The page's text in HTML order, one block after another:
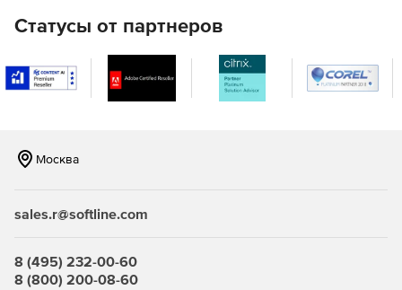
Directory.
Мгновенная очистка Active Directory (от устаревших
объектов).
Автоматическая и плановая инвентаризация систем с
ОС Windows с экспортом данных в HTML, CSV, БД
Статусы от партнеров
Москва
sales.r@softline.com
8 (495) 232-00-60
8 (800) 200-08-60